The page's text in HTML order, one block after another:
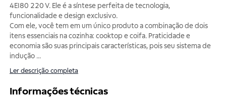
4EI80 220 V. Ele é a síntese perfeita de tecnologia,
funcionalidade e design exclusivo.
Com ele, você tem em um único produto a combinação de dois
itens essenciais na cozinha: cooktop e coifa. Praticidade e
economia são suas principais características, pois seu sistema de
indução ...
Ler descrição completa
Informações técnicas